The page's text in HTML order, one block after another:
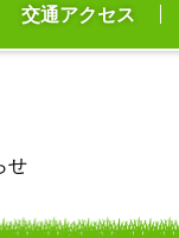
交通アクセス
せ